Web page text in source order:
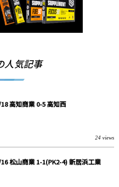
人気記事
18 高知商業 0-5 高知西
24 views
16 松山商業 1-1(PK2-4) 新居浜工業